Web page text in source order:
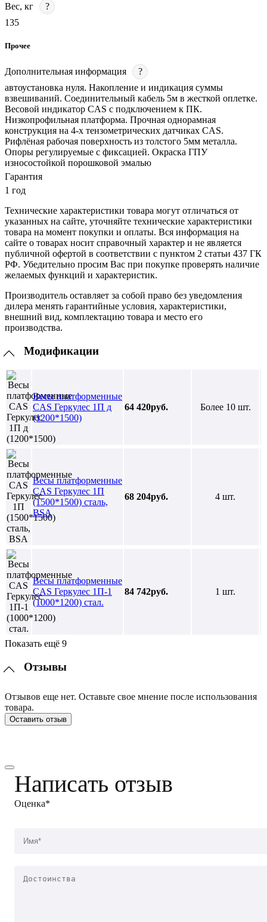
Вес, кг
?
135
Прочее
Дополнительная информация
?
автоустановка нуля. Накопление и индикация суммы
взвешиваний. Соединительный кабель 5м в жесткой оплетке.
Весовой индикатор CAS с подключением к ПК.
Низкопрофильная платформа. Прочная однорамная
конструкция на 4-х тензометрических датчиках CAS.
Рифлёная рабочая поверхность из толстого 5мм металла.
Опоры регулируемые с фиксацией. Окраска ГПУ
износостойкой порошковой эмалью
Гарантия
1 год
Технические характеристики товара могут отличаться от
указанных на сайте, уточняйте технические характеристики
товара на момент покупки и оплаты. Вся информация на
сайте о товарах носит справочный характер и не является
публичной офертой в соответствии с пунктом 2 статьи 437 ГК
РФ. Убедительно просим Вас при покупке проверять наличие
желаемых функций и характеристик.
Производитель оставляет за собой право без уведомления
дилера менять гарантийные условия, характеристики,
внешний вид, комплектацию товара и место его
производства.
Модификации
Весы платформенные
CAS Геркулес 1П д
(1200*1500)
64 420руб. Более 10 шт.
Весы платформенные
CAS Геркулес 1П
(1500*1500) сталь,
BSA
68 204руб. 4 шт.
Весы платформенные
CAS Геркулес 1П-1
(1000*1200) стал.
84 742руб. 1 шт.
Показать ещё 9
Отзывы
Отзывов еще нет. Оставьте свое мнение после использования
товара.
Оставить отзыв
Написать отзыв
Оценка*